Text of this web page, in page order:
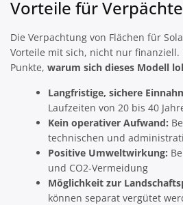
Vorteile für
Die Verpachtung von Flächen für
Vorteile mit sich, nicht nur
Punkte, warum sich dieses Modell
Langfristige, sichere
Laufzeiten von 20 bis 40
Kein operativer Aufwand:
technischen und
Positive Umweltwirkung:
und CO2-Vermeidung
Möglichkeit zur
können separat vergütet